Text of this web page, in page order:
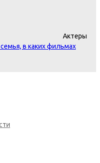
Актеры
в каких фильмах